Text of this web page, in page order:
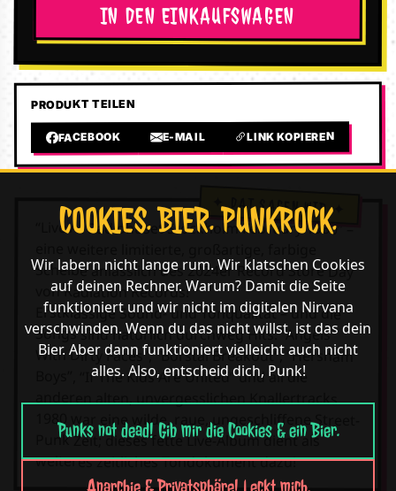
IN DEN EINKAUFSWAGEN
PRODUKT TEILEN
FACEBOOK E-MAIL LINK KOPIEREN
“Live At Radiohuset Stockholm February 1980” –
Scheibe anlässlich des 2024er Record Store Day
von Radiation Records!
Erstklassige Sound- und Tonqualität – und die
Songs sind natürlich durchweg Hits: “Angels
With Dirty Faces”, “Borstal Breakout”, “Hersham
Boys”, “If The Kids Are United” und all die
anderen alten, unvergesslichen Knallertracks.
1980 war eine wilde, raue, ungeschliffene Street-
Punk Zeit; dieses fette Live-Album dient als
weiteres zeitliches Tondokument dazu!
COOKIES. BIER. PUNKROCK.
Wir labern nicht lange rum. Wir klatschen Cookies
auf deinen Rechner. Warum? Damit die Seite
funktioniert und wir nicht im digitalen Nirvana
verschwinden. Wenn du das nicht willst, ist das dein
Bier. Aber dann funktioniert vielleicht auch nicht
alles. Also, entscheid dich, Punk!
Punks not dead! Gib mir die Cookies & ein Bier.